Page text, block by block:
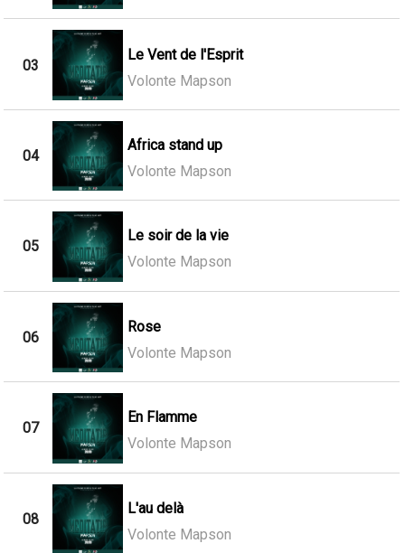
03
Le Vent de l'Esprit
Volonte Mapson
04
Africa stand up
Volonte Mapson
05
Le soir de la vie
Volonte Mapson
06
Rose
Volonte Mapson
07
En Flamme
Volonte Mapson
08
L'au delà
Volonte Mapson